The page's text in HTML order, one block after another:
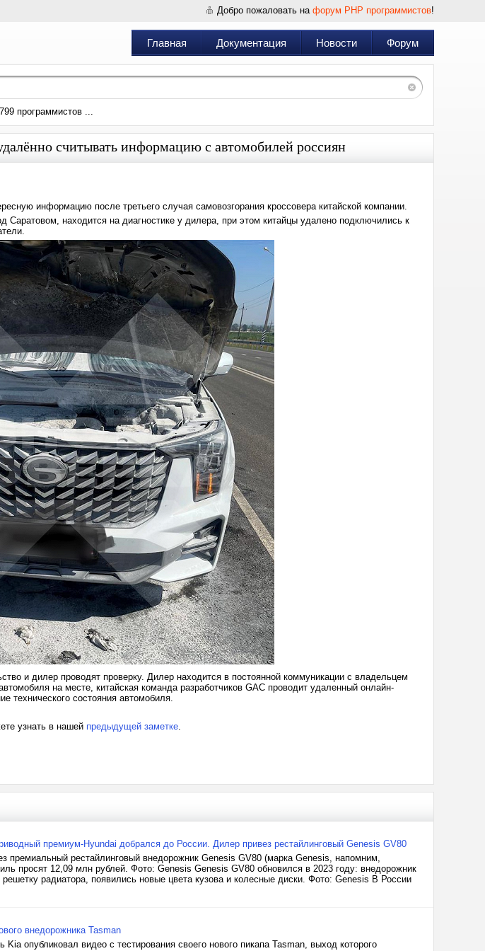
Добро пожаловать на форум PHP программистов!
Главная Документация Новости Форум
программистов ...
считывать информацию с автомобилей россиян
информацию после третьего случая самовозгорания кроссовера китайской компании.
Саратовом, находится на диагностике у дилера, при этом китайцы удалено подключились к
и дилер проводят проверку. Дилер находится в постоянной коммуникации с владельцем
на месте, китайская команда разработчиков GAC проводит удаленный онлайн-
технического состояния автомобиля.
узнать в нашей предыдущей заметке.
премиум-Hyundai добрался до России. Дилер привез рестайлинговый Genesis GV80
премиальный рестайлинговый внедорожник Genesis GV80 (марка Genesis, напомним,
просят 12,09 млн рублей. Фото: Genesis Genesis GV80 обновился в 2023 году: внедорожник
радиатора, появились новые цвета кузова и колесные диски. Фото: Genesis В России
внедорожника Tasman
Kia опубликовал видео с тестирования своего нового пикапа Tasman, выход которого